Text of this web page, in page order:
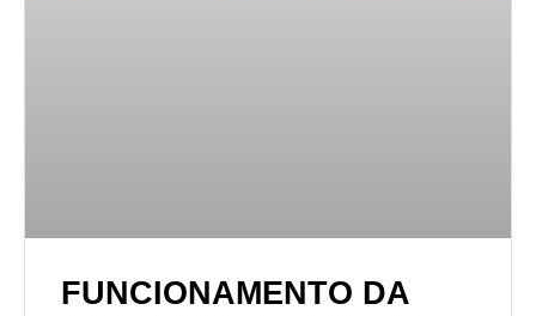
FUNCIONAMENTO DA